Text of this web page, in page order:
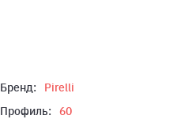
Бренд:
Pirelli
Профиль:
60